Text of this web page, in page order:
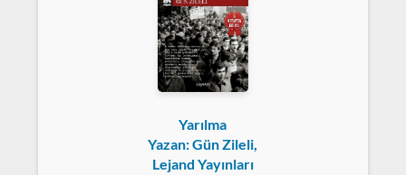
Yarılma
Yazan: Gün Zileli,
Lejand Yayınları